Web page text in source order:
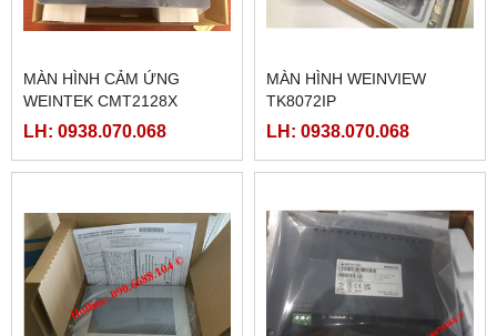
MÀN HÌNH CẢM ỨNG
WEINTEK CMT2128X
LH: 0938.070.068
MÀN HÌNH WEINVIEW
TK8072IP
LH: 0938.070.068